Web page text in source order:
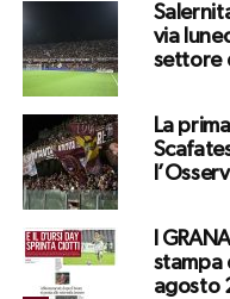
via
settore
La
I
stampa
agosto